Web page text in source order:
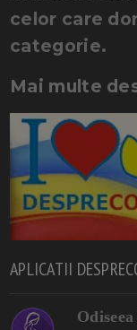
celor care
categorie.
Mai multe
APLICATII